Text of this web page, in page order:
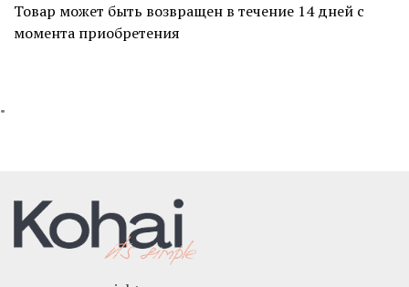
Товар может быть возвращен в течение 14 дней с
момента приобретения
"